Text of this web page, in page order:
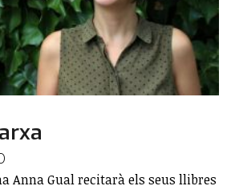
Anna Gual recitarà els seus llibres